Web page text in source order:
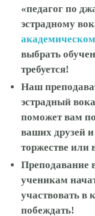
«педагог по
эстрадному
выбрать
требуется!
Наш
эстрадный
поможет вам
ваших друзей
торжестве или
Преподавание
ученикам
участвовать в
побеждать!